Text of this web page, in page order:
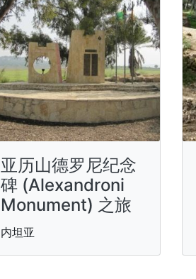
亚历山德罗尼纪念
碑 (Alexandroni
Monument) 之旅
内坦亚